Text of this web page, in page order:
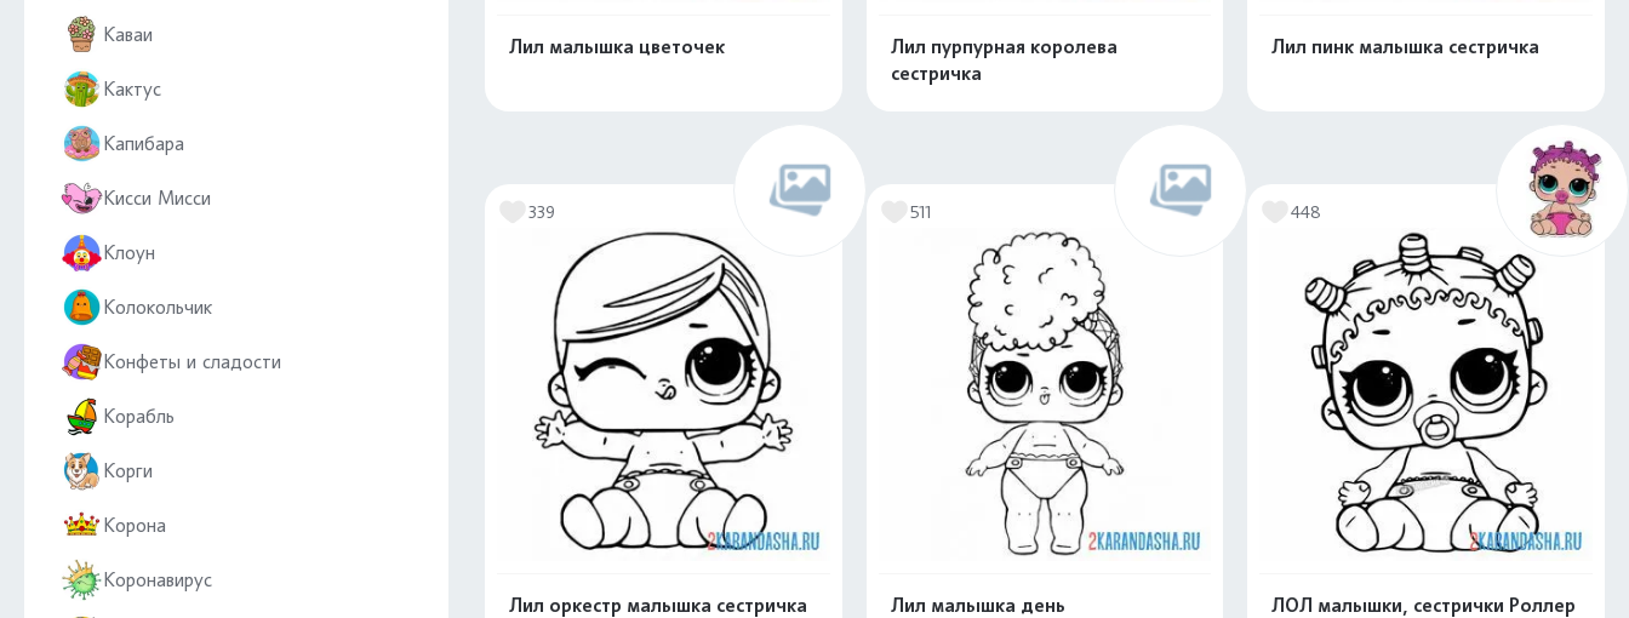
Каваи
Кактус
Капибара
Кисси Мисси
Клоун
Колокольчик
Конфеты и сладости
Корабль
Корги
Корона
Коронавирус
Лил малышка цветочек
Лил пурпурная королева
сестричка
Лил пинк малышка сестричка
339
Лил оркестр малышка сестричка
511
Лил малышка день
448
ЛОЛ малышки, сестрички Роллер